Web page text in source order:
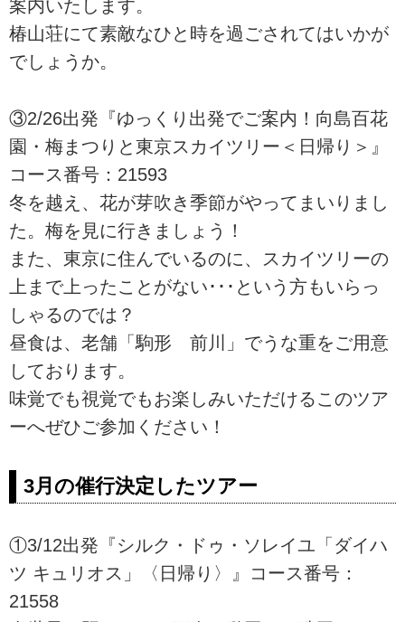
案内いたします。
椿山荘にて素敵なひと時を過ごされてはいかが
でしょうか。
③2/26出発『ゆっくり出発でご案内！向島百花
園・梅まつりと東京スカイツリー＜日帰り＞』
コース番号：21593
冬を越え、花が芽吹き季節がやってまいりまし
た。梅を見に行きましょう！
また、東京に住んでいるのに、スカイツリーの
上まで上ったことがない･･･という方もいらっ
しゃるのでは？
昼食は、老舗「駒形 前川」でうな重をご用意
しております。
味覚でも視覚でもお楽しみいただけるこのツア
ーへぜひご参加ください！
3月の催行決定したツアー
①3/12出発『シルク・ドゥ・ソレイユ「ダイハ
ツ キュリオス」〈日帰り〉』コース番号：
21558